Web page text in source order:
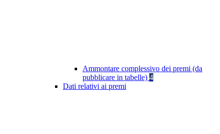
Ammontare complessivo dei premi (da
pubblicare in tabelle) 4
Dati relativi ai premi